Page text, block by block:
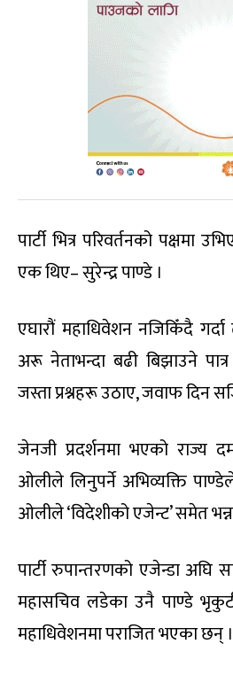
पार्टी भित्र परिवर्तनको पक्षमा
एक थिए– सुरेन्द्र पाण्डे ।
एघारौं महाधिवेशन नजिकिँदै
अरू नेताभन्दा बढी बिझाउने
जस्ता प्रश्नहरू उठाए, जवाफ दिन
जेनजी प्रदर्शनमा भएको राज्य
ओलीले लिनुपर्ने अभिव्यक्ति
ओलीले ‘विदेशीको एजेन्ट’ समेत
पार्टी रुपान्तरणको एजेन्डा अघि
महासचिव लडेका उनै पाण्डे
महाधिवेशनमा पराजित भएका छन् ।